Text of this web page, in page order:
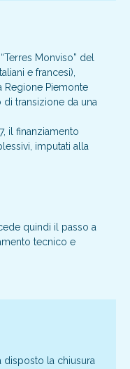
Monviso” del
e francesi),
Regione Piemonte
transizione da una
il finanziamento
imputati alla
quindi il passo a
tecnico e
disposto la chiusura